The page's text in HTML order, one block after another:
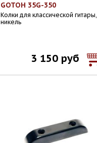
GOTOH 35G-350
Колки для классической гитары,
никель
3 150 руб